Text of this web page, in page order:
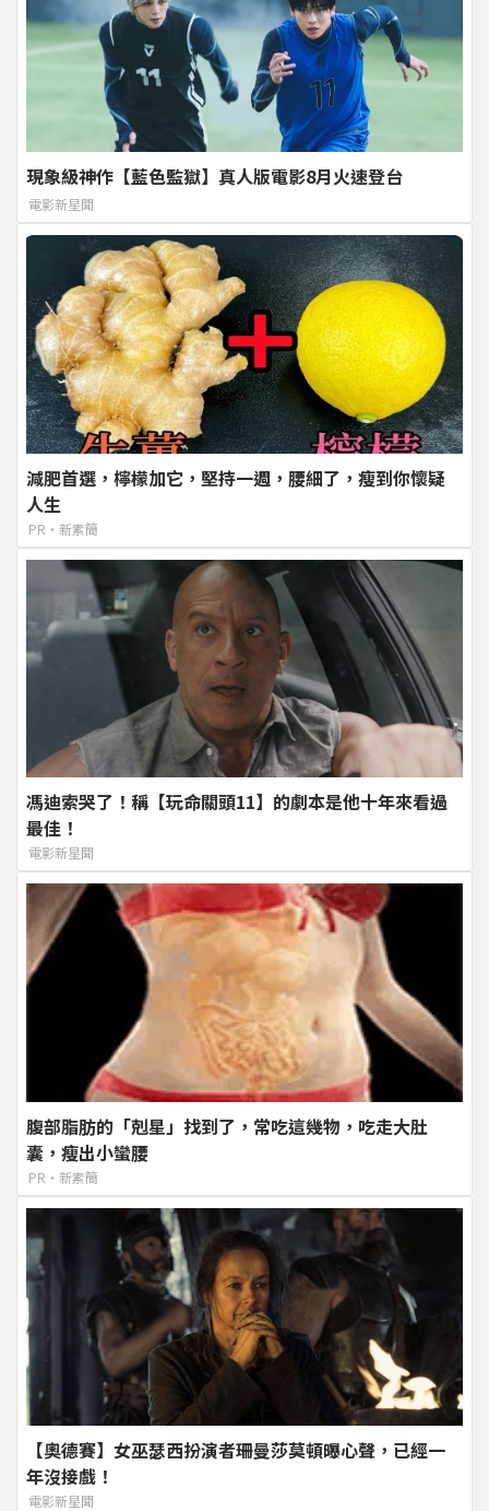
現象級神作【藍色監獄】真人版電影8月火速登台
電影新星聞
減肥首選，檸檬加它，堅持一週，腰細了，瘦到你懷疑
人生
PR・新素簡
馮迪索哭了！稱【玩命關頭11】的劇本是他十年來看過
最佳！
電影新星聞
腹部脂肪的「剋星」找到了，常吃這幾物，吃走大肚
囊，瘦出小蠻腰
PR・新素簡
【奧德賽】女巫瑟西扮演者珊曼莎莫頓曝心聲，已經一
年沒接戲！
電影新星聞